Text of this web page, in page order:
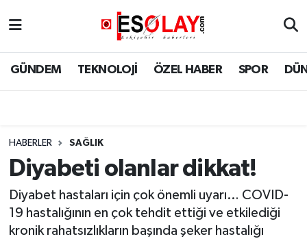
GÜNDEM TEKNOLOJİ ÖZEL HABER SPOR
HABERLER SAĞLIK
Diyabeti olanlar dikkat!
Diyabet hastaları için çok önemli uyarı… COVID-
19 hastalığının en çok tehdit ettiği ve etkilediği
kronik rahatsızlıkların başında şeker hastalığı
Eskişehir Nöbetçi Eczaneler
Eskişehir Trafik Yoğunluk Haritası
Süper Lig Puan Durumu ve Fikstür
Tüm Manşetler